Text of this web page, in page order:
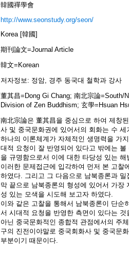
韓國禪學會
http://www.seonstudy.org/seon/
Korea [韓國]
期刊論文=Journal Article
韓文=Korean
저자정보: 정암, 경주 동국대 철학과 강사
董其昌=Dong Gi Chang; 南北宗論=South/
Division of Zen Buddhism; 玄學=Hsuan
南北宗論은 董其昌을 중심으로 하여 제창
사 및 중국문화권에 있어서의 회화는 수
하나의 이론체계가 자체적인 생명력을 가
대적 요청이 잘 반영되어 있다고 밖에는
을 규명함으로서 이에 대한 타당성 있는
이러한 문제접근에 입각하여 먼저 본 고찰
하였다. 그리고 그 다음으로 남북종론과
막 끝으로 남북종론의 형성에 있어서 가장
성 있는 모색을 시도해 보고자 하였다.
이와 같은 고찰을 통해서 남북종론이 단순
서 시대적 요청을 반영한 측면이 있다는
아닌 중국문화적인 종합적 관점에서의 주
구의 진전이야말로 중국회화사 및 중국문
부분이기 때문이다.